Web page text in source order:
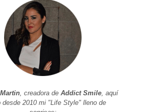
, creadora de Addict Smile, aquí
desde 2010 mi "Life Style" lleno de